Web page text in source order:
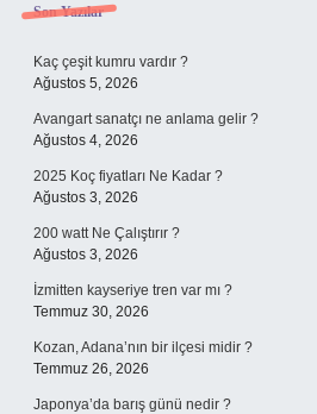
Sidebar
Son Yazılar
Kaç çeşit kumru vardır ?
Ağustos 5, 2026
Avangart sanatçı ne anlama gelir ?
Ağustos 4, 2026
2025 Koç fiyatları Ne Kadar ?
Ağustos 3, 2026
200 watt Ne Çalıştırır ?
Ağustos 3, 2026
İzmitten kayseriye tren var mı ?
Temmuz 30, 2026
Kozan, Adana’nın bir ilçesi midir ?
Temmuz 26, 2026
Japonya’da barış günü nedir ?